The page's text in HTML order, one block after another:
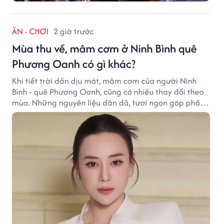
ĂN - CHƠI 2 giờ trước
Mùa thu về, mâm cơm ở Ninh Bình quê
Phương Oanh có gì khác?
Khi tiết trời dần dịu mát, mâm cơm của người Ninh
Bình - quê Phương Oanh, cũng có nhiều thay đổi theo
mùa. Những nguyên liệu dân dã, tươi ngon góp phần
tạo nên hương vị bình dị nhưng đầy cuốn hút của vùng